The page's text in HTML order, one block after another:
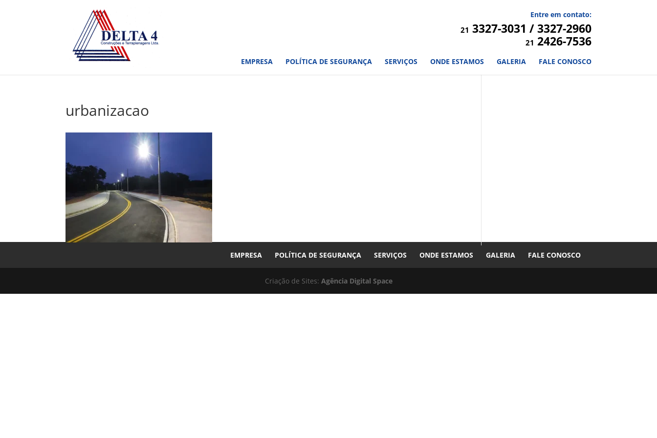
Entre em contato:
21 3327-3031 / 3327-2960
21 2426-7536
EMPRESA POLÍTICA DE SEGURANÇA SERVIÇOS ONDE ESTAMOS GALERIA FALE CONOSCO
urbanizacao
EMPRESA POLÍTICA DE SEGURANÇA SERVIÇOS ONDE ESTAMOS GALERIA FALE CONOSCO
Criação de Sites: Agência Digital Space